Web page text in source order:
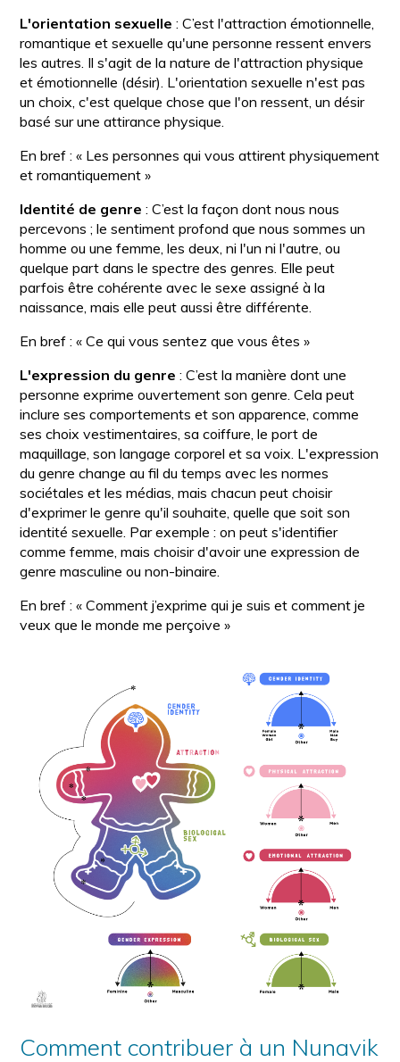
L'orientation sexuelle : C’est l'attraction émotionnelle,
romantique et sexuelle qu'une personne ressent envers
les autres. Il s'agit de la nature de l'attraction physique
et émotionnelle (désir). L'orientation sexuelle n'est pas
un choix, c'est quelque chose que l'on ressent, un désir
basé sur une attirance physique.
En bref : « Les personnes qui vous attirent physiquement
et romantiquement »
Identité de genre : C’est la façon dont nous nous
percevons ; le sentiment profond que nous sommes un
homme ou une femme, les deux, ni l'un ni l'autre, ou
quelque part dans le spectre des genres. Elle peut
parfois être cohérente avec le sexe assigné à la
naissance, mais elle peut aussi être différente.
En bref : « Ce qui vous sentez que vous êtes »
L'expression du genre : C’est la manière dont une
personne exprime ouvertement son genre. Cela peut
inclure ses comportements et son apparence, comme
ses choix vestimentaires, sa coiffure, le port de
maquillage, son langage corporel et sa voix. L'expression
du genre change au fil du temps avec les normes
sociétales et les médias, mais chacun peut choisir
d'exprimer le genre qu'il souhaite, quelle que soit son
identité sexuelle. Par exemple : on peut s'identifier
comme femme, mais choisir d'avoir une expression de
genre masculine ou non-binaire.
En bref : « Comment j’exprime qui je suis et comment je
veux que le monde me perçoive »
Comment contribuer à un Nunavik